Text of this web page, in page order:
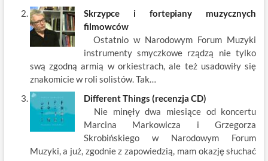
Skrzypce i fortepiany muzycznych
filmowców
Ostatnio w Narodowym Forum Muzyki
instrumenty smyczkowe rządzą nie tylko
swą zgodną armią w orkiestrach, ale też usadowiły się
znakomicie w roli solistów. Tak…
Different Things (recenzja CD)
Nie minęły dwa miesiące od koncertu
Marcina Markowicza i Grzegorza
Skrobińskiego w Narodowym Forum
Muzyki, a już, zgodnie z zapowiedzią, mam okazję słuchać